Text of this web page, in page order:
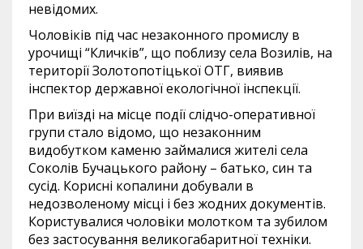
невідомих.
Чоловіків під час незаконного промислу в
урочищі “Кличків”, що поблизу села Возилів, на
території Золотопотіцької ОТГ, виявив
інспектор державної екологічної інспекції.
При виїзді на місце події слідчо-оперативної
групи стало відомо, що незаконним
видобутком каменю займалися жителі села
Соколів Бучацького району – батько, син та
сусід. Корисні копалини добували в
недозволеному місці і без жодних документів.
Користувалися чоловіки молотком та зубилом
без застосування великогабаритної техніки.